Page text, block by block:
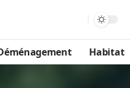
Habitat